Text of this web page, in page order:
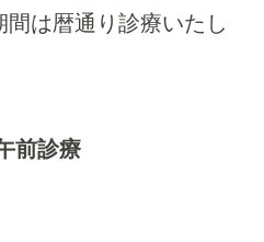
は暦通り診療いたし
前診療